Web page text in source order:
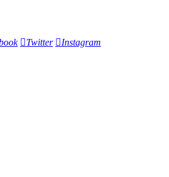
Twitter Instagram